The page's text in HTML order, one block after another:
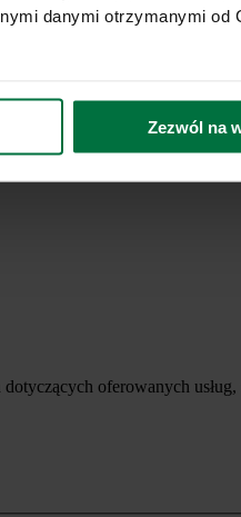
danymi otrzymanymi od
Zezwól na
oferowanych